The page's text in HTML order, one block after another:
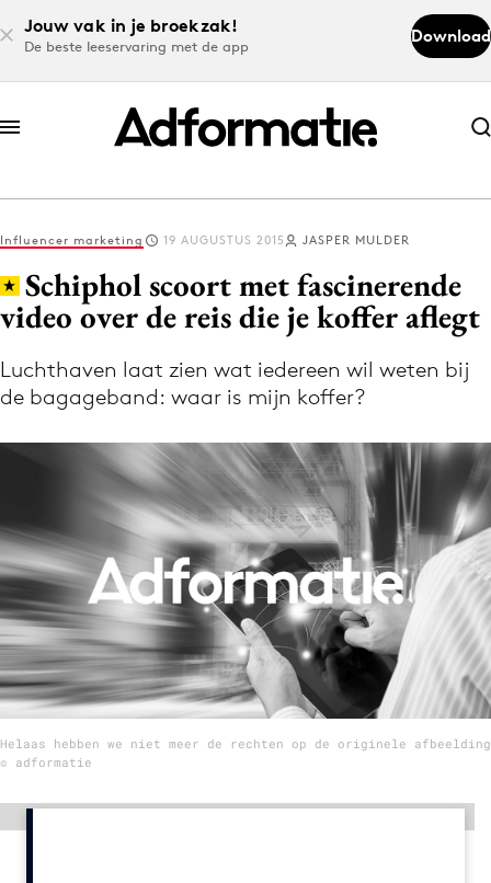
Jouw vak in je broekzak!
De beste leeservaring met de app
Download
Abonneer nu
Abonneer nu
Log in
Download de app
Volg het laatste nieuws via de Adformatie
Nieuws app
Menu
Home
9 sept: GenAI-training
12 nov: MarketingLive!
Adverteren
Events
Influencer marketing 19 AUGUSTUS 2015 JASPER MULDER
Schiphol scoort met fascinerende
video over de reis die je koffer aflegt
Luchthaven laat zien wat iedereen wil weten bij
de bagageband: waar is mijn koffer?
Helaas hebben we niet meer de rechten op de originele afbeelding
© adformatie